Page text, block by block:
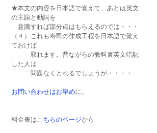
★本文の内容を日本語で覚えて、あとは英文
の主語と動詞を
意識すれば部分点はもらえるのでは・・・
（４）これも寿司の作成工程を日本語で覚え
ておけば
取れます。昔ながらの教科書英文暗記
した人は
問題なくとれるでしょうが・・・・
お問い合わせはお早めに。
料金表は こちらのページから